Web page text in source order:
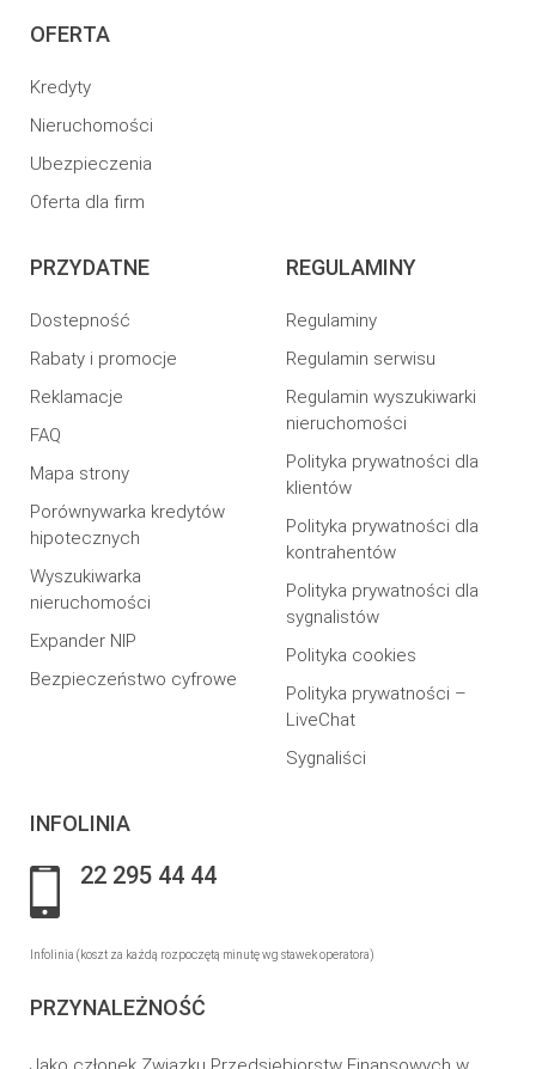
OFERTA
Kredyty
Nieruchomości
Ubezpieczenia
Oferta dla firm
PRZYDATNE
Dostepność
Rabaty i promocje
Reklamacje
FAQ
Mapa strony
Porównywarka kredytów
hipotecznych
Wyszukiwarka
nieruchomości
Expander NIP
Bezpieczeństwo cyfrowe
REGULAMINY
Regulaminy
Regulamin serwisu
Regulamin wyszukiwarki
nieruchomości
Polityka prywatności dla
klientów
Polityka prywatności dla
kontrahentów
Polityka prywatności dla
sygnalistów
Polityka cookies
Polityka prywatności –
LiveChat
Sygnaliści
INFOLINIA
22 295 44 44
Infolinia (koszt za każdą rozpoczętą minutę wg stawek operatora)
PRZYNALEŻNOŚĆ